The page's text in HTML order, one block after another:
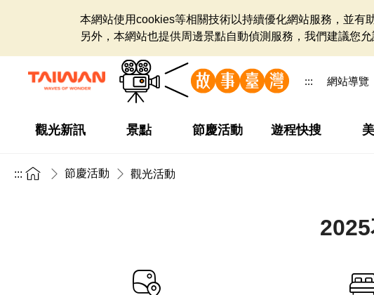
本網站使用cookies等相關技術以持續優化網站服務，並有
另外，本網站也提供周邊景點自動偵測服務，我們建議您
::: 網站導覽
觀光新訊 景點 節慶活動 遊程快搜
::: 節慶活動 觀光活動